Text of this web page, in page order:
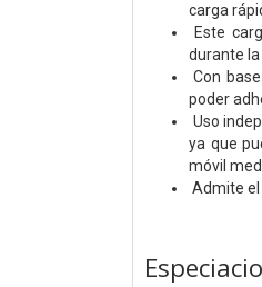
carga
Este
durante
Con
poder
Uso
ya que
móvil
Admite el